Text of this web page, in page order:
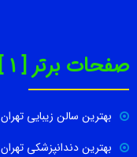
صفحات برتر [ 1 ]
بهترین سالن زیبایی تهران
بهترین دندانپزشکی تهران